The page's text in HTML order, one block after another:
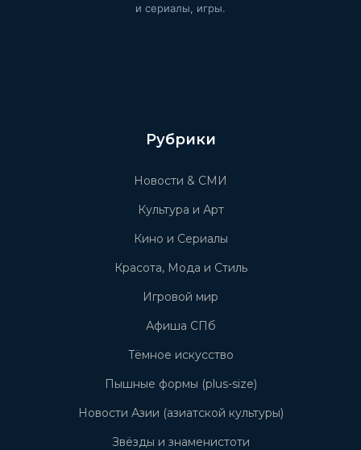
и сериалы, игры.
Рубрики
Новости & СМИ
Культура и Арт
Кино и Сериалы
Красота, Мода и Стиль
Игровой мир
Афиша СПб
Тёмное искусство
Пышные формы (plus-size)
Новости Азии (азиатской культуры)
Звёзды и знаменистоти